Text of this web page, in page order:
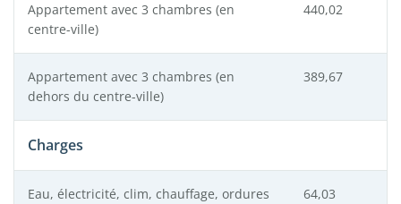
Appartement avec 3 chambres (en
centre-ville)
440,02
Appartement avec 3 chambres (en
dehors du centre-ville)
389,67
Charges
Eau, électricité, clim, chauffage, ordures
64,03